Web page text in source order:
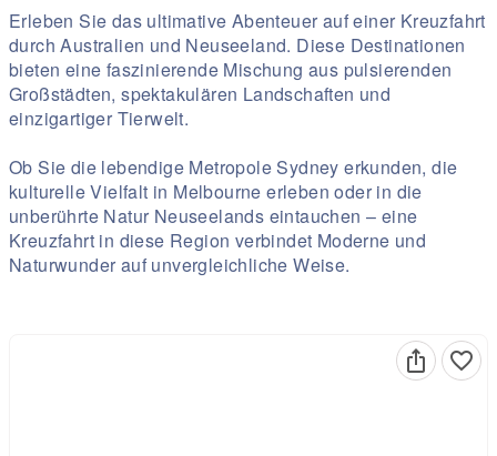
Erleben Sie das ultimative Abenteuer auf einer Kreuzfahrt
durch Australien und Neuseeland. Diese Destinationen
bieten eine faszinierende Mischung aus pulsierenden
Großstädten, spektakulären Landschaften und
einzigartiger Tierwelt.
Ob Sie die lebendige Metropole Sydney erkunden, die
kulturelle Vielfalt in Melbourne erleben oder in die
unberührte Natur Neuseelands eintauchen – eine
Kreuzfahrt in diese Region verbindet Moderne und
Naturwunder auf unvergleichliche Weise.